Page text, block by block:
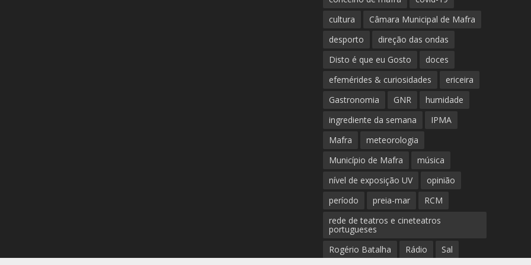
cultura
Câmara Municipal de Mafra
desporto
direção das ondas
Disto é que eu Gosto
doces
efemérides & curiosidades
ericeira
Gastronomia
GNR
humidade
ingrediente da semana
IPMA
Mafra
meteorologia
Município de Mafra
música
nível de exposição UV
opinião
período
preia-mar
RCM
rede de teatros e cineteatros
portugueses
Rogério Batalha
Rádio
Sal